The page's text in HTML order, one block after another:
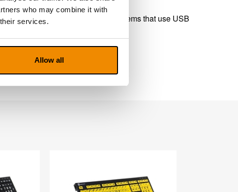
who may combine it with
services.
Allow all
series is ideal for editing systems that use USB
all day comfort